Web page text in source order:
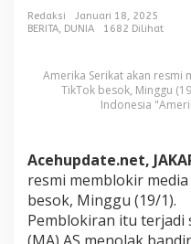
a
S
i
k
a
e
s
m
i
B
l
Redaksi
Januari 18, 2025
BERITA, DUNIA 1682 Dilihat
Amerika Serikat akan resmi
TikTok besok, Minggu
Indonesia
Acehupdate.net,
resmi memblokir
besok, Minggu (19/1).
Pemblokiran itu terjadi